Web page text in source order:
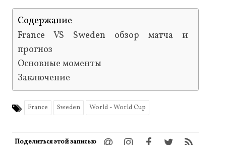
Содержание
France VS Sweden обзор матча и
прогноз
Основные моменты
Заключение
France Sweden World - World Cup
Поделиться этой записью